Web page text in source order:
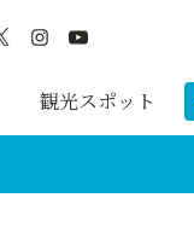
観光スポット